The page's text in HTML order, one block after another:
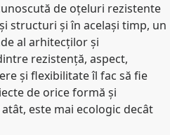
de oțeluri rezistente
structuri și în același timp, un
al arhitecților și
rezistență, aspect,
și flexibilitate îl fac să fie
de orice formă și
este mai ecologic decât